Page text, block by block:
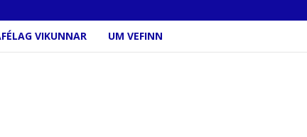
VIKUNNAR UM VEFINN